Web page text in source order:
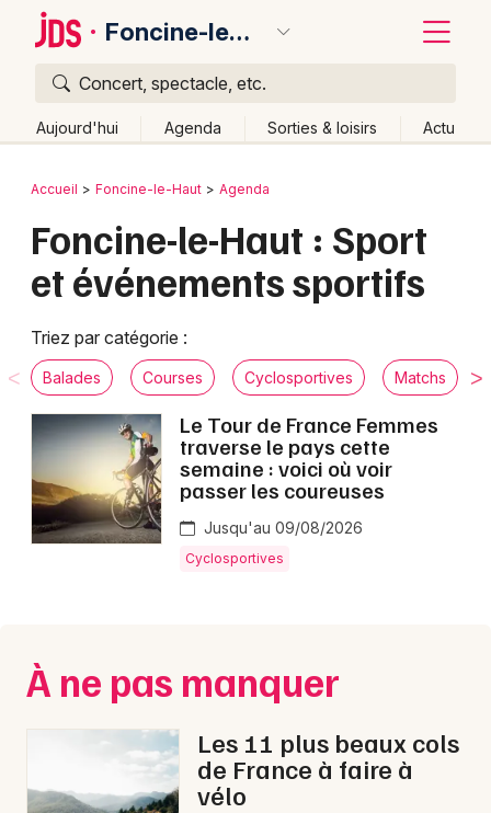
Foncine-le-Haut
Concert, spectacle, etc.
Aujourd'hui Agenda Sorties & loisirs Actu
Publier un événement
Grands événements
Activité & Expérience
Manifestations
Foires & salons
Spectacles
Soirées
Sorties famille
Expos
Bordeaux
Colmar
Lyon
Marseille
Mulhouse
Montpellier
Nantes
Strasbourg
Toulouse
Retour
Accueil Foncine-le-Haut Agenda
Foncine-le-Haut : Sport
et événements sportifs
Triez par catégorie :
Balades Courses Cyclosportives Matchs
Le Tour de France Femmes
traverse le pays cette
semaine : voici où voir
passer les coureuses
Jusqu'au 09/08/2026
Cyclosportives
À ne pas manquer
Les 11 plus beaux cols
de France à faire à
vélo
Quoi ?
Où ?
Franche-Comté
Partout Près de moi Changer de lieu
Quand ?
Effacer les dates
Aujourd'hui
Demain